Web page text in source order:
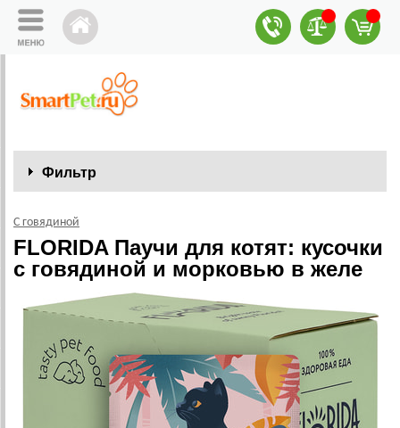
Фильтр
С говядиной
FLORIDA Паучи для котят: кусочки
с говядиной и морковью в желе